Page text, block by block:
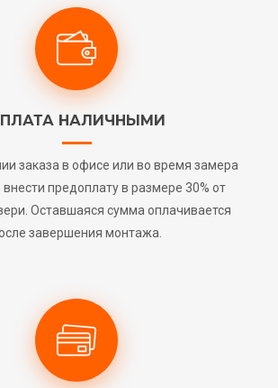
НАЛИЧНЫМИ
заказа в офисе или во время замера
предоплату в размере 30% от
Оставшаяся сумма оплачивается
завершения монтажа.